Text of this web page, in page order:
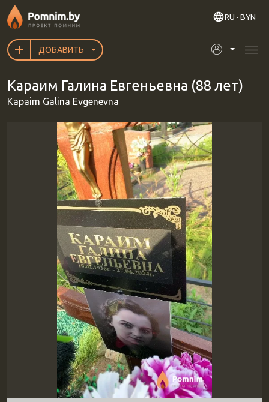
Перейти к основному содержанию
RU · BYN
ДОБАВИТЬ
Kapaим Галина Евгеньевна (88 лет)
Kapaim Galina Evgenevna